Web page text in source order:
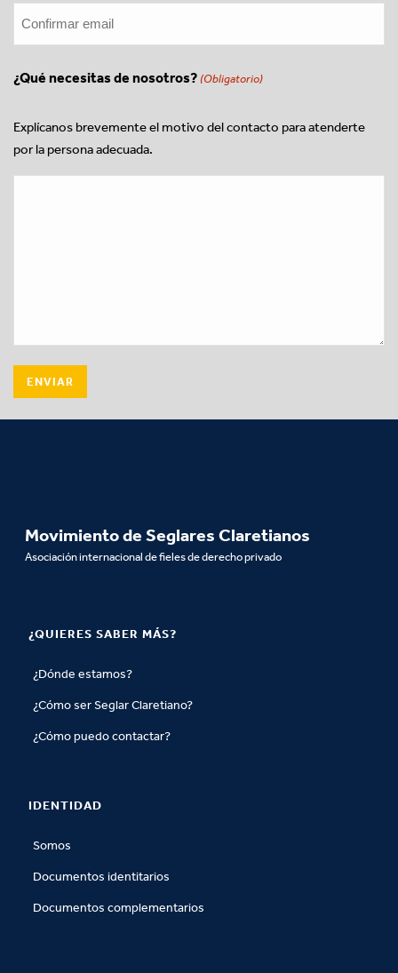
un
email
¿Qué necesitas de nosotros? (Obligatorio)
Explícanos brevemente el motivo del contacto para atenderte
por la persona adecuada.
Movimiento de Seglares Claretianos
Asociación internacional de fieles de derecho privado
¿QUIERES SABER MÁS?
¿Dónde estamos?
¿Cómo ser Seglar Claretiano?
¿Cómo puedo contactar?
IDENTIDAD
Somos
Documentos identitarios
Documentos complementarios